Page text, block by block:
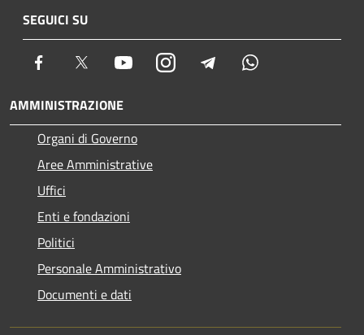
SEGUICI SU
Facebook Twitter YoutubeInstagram Telegram
AMMINISTRAZIONE
Organi di Governo
Aree Amministrative
Uffici
Enti e fondazioni
Politici
Personale Amministrativo
Documenti e dati